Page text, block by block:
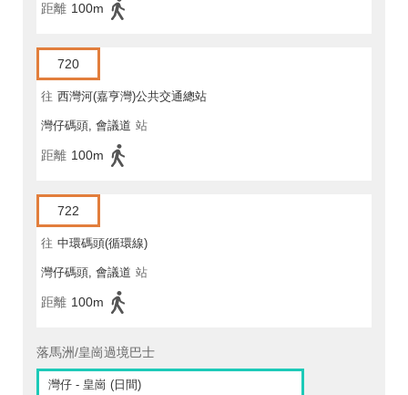
距離 100m
720
往 西灣河(嘉亨灣)公共交通總站
灣仔碼頭, 會議道 站
距離 100m
722
往 中環碼頭(循環線)
灣仔碼頭, 會議道 站
距離 100m
落馬洲/皇崗過境巴士
灣仔 - 皇崗 (日間)